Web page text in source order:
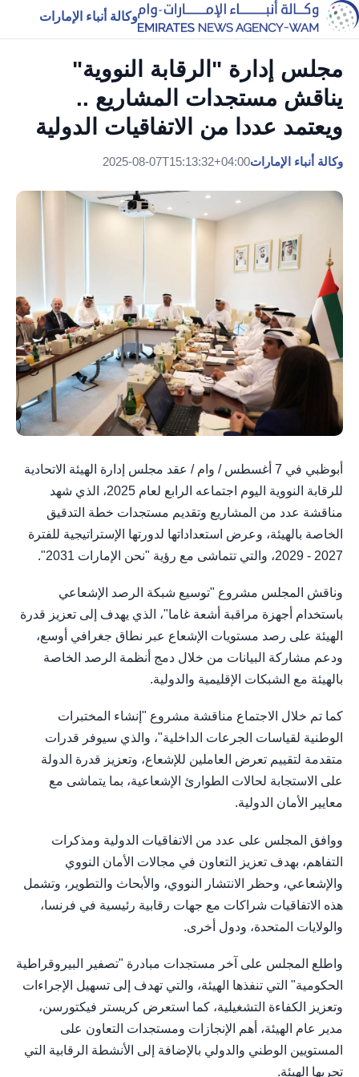
وكالة أنباء الإمارات
مجلس إدارة "الرقابة النووية"
يناقش مستجدات المشاريع ..
ويعتمد عددا من الاتفاقيات الدولية
وكالة أنباء الإمارات2025-08-07T15:13:32+04:00
أبوظبي في 7 أغسطس / وام / عقد مجلس إدارة الهيئة الاتحادية
للرقابة النووية اليوم اجتماعه الرابع لعام 2025، الذي شهد
مناقشة عدد من المشاريع وتقديم مستجدات خطة التدقيق
الخاصة بالهيئة، وعرض استعداداتها لدورتها الإستراتيجية للفترة
2027 - 2029، والتي تتماشى مع رؤية "نحن الإمارات 2031".
وناقش المجلس مشروع "توسيع شبكة الرصد الإشعاعي
باستخدام أجهزة مراقبة أشعة غاما"، الذي يهدف إلى تعزيز قدرة
الهيئة على رصد مستويات الإشعاع عبر نطاق جغرافي أوسع،
ودعم مشاركة البيانات من خلال دمج أنظمة الرصد الخاصة
بالهيئة مع الشبكات الإقليمية والدولية.
كما تم خلال الاجتماع مناقشة مشروع "إنشاء المختبرات
الوطنية لقياسات الجرعات الداخلية"، والذي سيوفر قدرات
متقدمة لتقييم تعرض العاملين للإشعاع، وتعزيز قدرة الدولة
على الاستجابة لحالات الطوارئ الإشعاعية، بما يتماشى مع
معايير الأمان الدولية.
ووافق المجلس على عدد من الاتفاقيات الدولية ومذكرات
التفاهم، بهدف تعزيز التعاون في مجالات الأمان النووي
والإشعاعي، وحظر الانتشار النووي، والأبحاث والتطوير، وتشمل
هذه الاتفاقيات شراكات مع جهات رقابية رئيسية في فرنسا،
والولايات المتحدة، ودول أخرى.
واطلع المجلس على آخر مستجدات مبادرة "تصفير البيروقراطية
الحكومية" التي تنفذها الهيئة، والتي تهدف إلى تسهيل الإجراءات
وتعزيز الكفاءة التشغيلية، كما استعرض كريستر فيكتورسن،
مدير عام الهيئة، أهم الإنجازات ومستجدات التعاون على
المستويين الوطني والدولي بالإضافة إلى الأنشطة الرقابية التي
تجريها الهيئة.